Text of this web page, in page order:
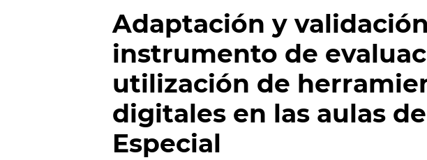
Adaptación y
instrumento de
utilización de
digitales en las aulas
Especial